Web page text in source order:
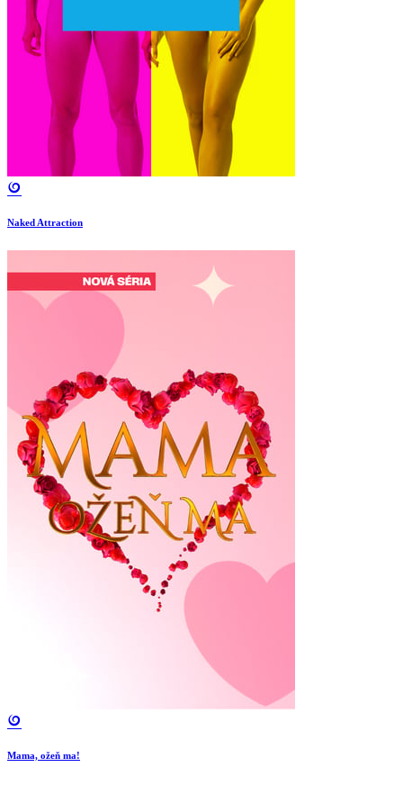
Naked Attraction
Mama, ožeň ma!